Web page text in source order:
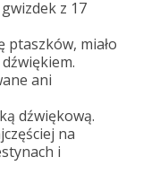
z 17
ptaszków, miało
ani
dźwiękową.
na
i